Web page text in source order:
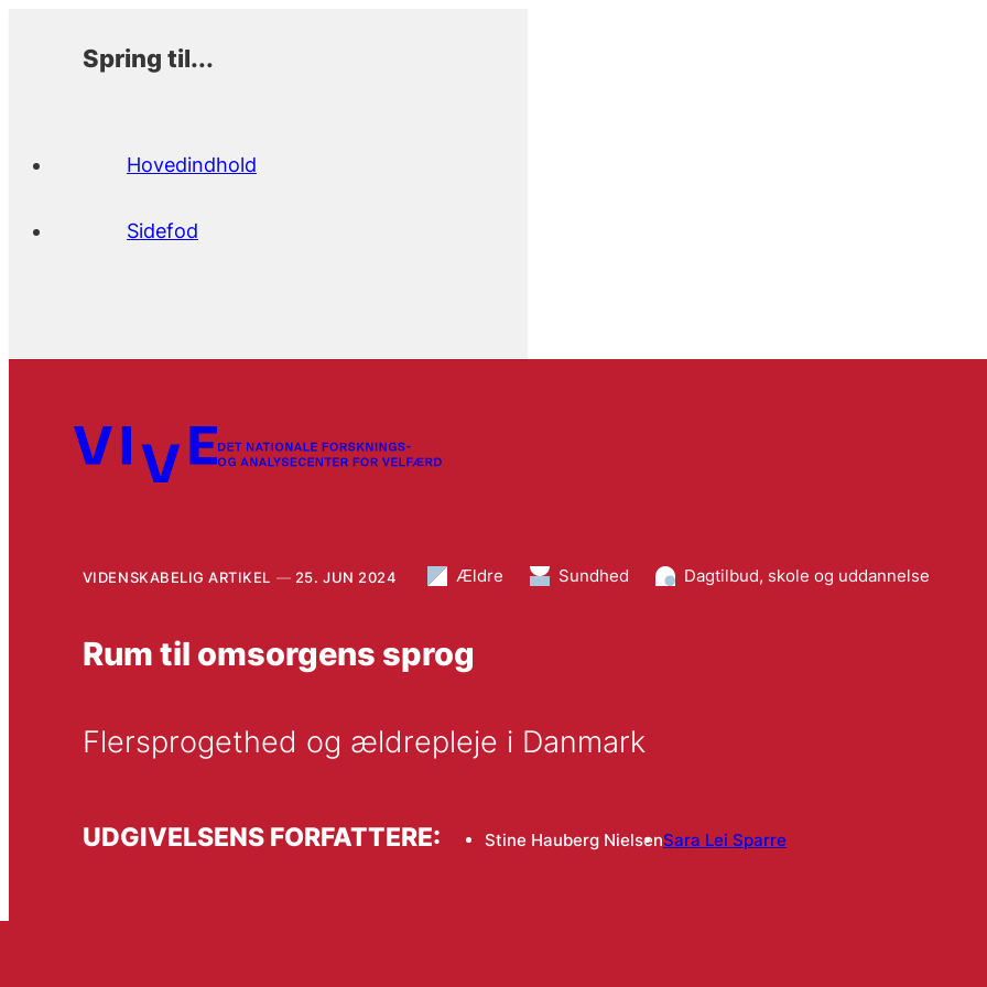
Spring til...
Hovedindhold
Sidefod
VIDENSKABELIG ARTIKEL 25. JUN 2024 Ældre Sundhed Dagtilbud, skole og uddannelse
Rum til omsorgens sprog
Flersprogethed og ældrepleje i Danmark
UDGIVELSENS FORFATTERE: Stine Hauberg NielsenSara Lei Sparre